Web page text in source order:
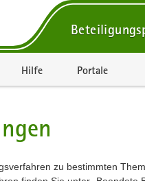
Hilfe Portale
zu bestimmten